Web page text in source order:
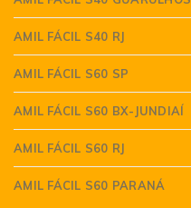
AMIL FÁCIL S40 RJ
AMIL FÁCIL S60 SP
AMIL FÁCIL S60 BX-JUNDIAÍ
AMIL FÁCIL S60 RJ
AMIL FÁCIL S60 PARANÁ